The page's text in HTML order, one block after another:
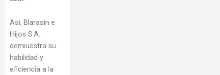
Así, Blarasin e
Hijos S.A.
demiuestra su
habilidad y
eficiencia a la